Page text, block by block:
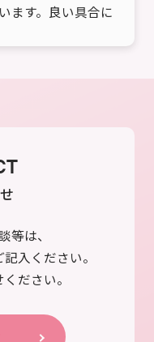
ます。良い具合に
等は、
入ください。
ださい。